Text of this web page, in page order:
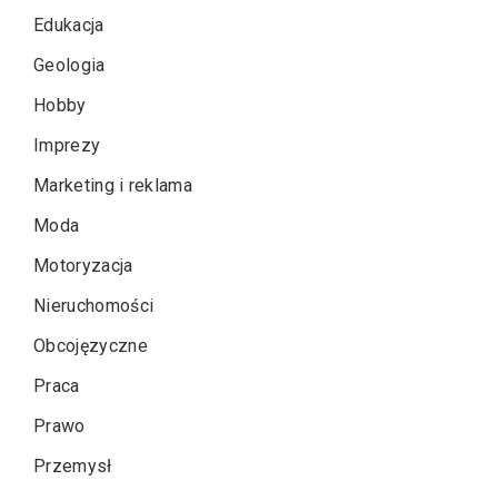
Edukacja
Geologia
Hobby
Imprezy
Marketing i reklama
Moda
Motoryzacja
Nieruchomości
Obcojęzyczne
Praca
Prawo
Przemysł